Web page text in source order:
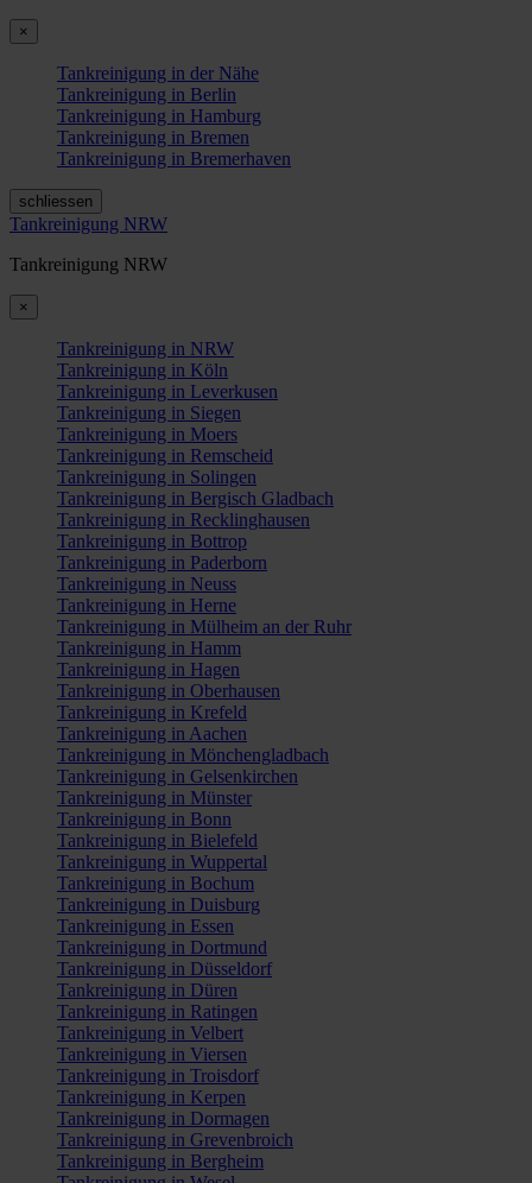
×
Tankreinigung in der Nähe
Tankreinigung in Berlin
Tankreinigung in Hamburg
Tankreinigung in Bremen
Tankreinigung in Bremerhaven
schliessen
Tankreinigung NRW
Tankreinigung NRW
×
Tankreinigung in NRW
Tankreinigung in Köln
Tankreinigung in Leverkusen
Tankreinigung in Siegen
Tankreinigung in Moers
Tankreinigung in Remscheid
Tankreinigung in Solingen
Tankreinigung in Bergisch Gladbach
Tankreinigung in Recklinghausen
Tankreinigung in Bottrop
Tankreinigung in Paderborn
Tankreinigung in Neuss
Tankreinigung in Herne
Tankreinigung in Mülheim an der Ruhr
Tankreinigung in Hamm
Tankreinigung in Hagen
Tankreinigung in Oberhausen
Tankreinigung in Krefeld
Tankreinigung in Aachen
Tankreinigung in Mönchengladbach
Tankreinigung in Gelsenkirchen
Tankreinigung in Münster
Tankreinigung in Bonn
Tankreinigung in Bielefeld
Tankreinigung in Wuppertal
Tankreinigung in Bochum
Tankreinigung in Duisburg
Tankreinigung in Essen
Tankreinigung in Dortmund
Tankreinigung in Düsseldorf
Tankreinigung in Düren
Tankreinigung in Ratingen
Tankreinigung in Velbert
Tankreinigung in Viersen
Tankreinigung in Troisdorf
Tankreinigung in Kerpen
Tankreinigung in Dormagen
Tankreinigung in Grevenbroich
Tankreinigung in Bergheim